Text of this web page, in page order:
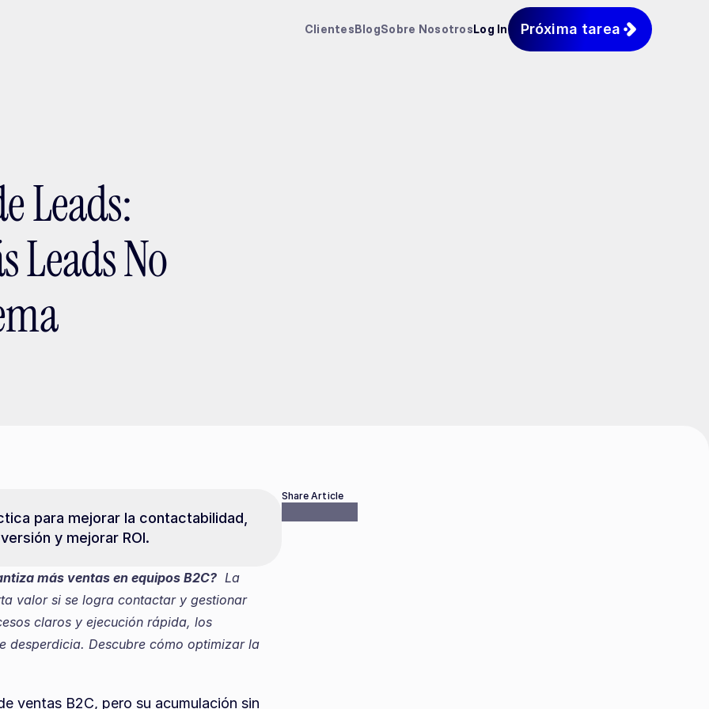
ClientesBlogSobre NosotrosLog In Próxima tarea
Leads:
Leads No
para mejorar la contactabilidad,
y mejorar ROI.
más ventas en equipos B2C?
  La
valor si se logra contactar y gestionar
claros y ejecución rápida, los
desperdicia. Descubre cómo optimizar la
ventas B2C, pero su acumulación sin
Share Article